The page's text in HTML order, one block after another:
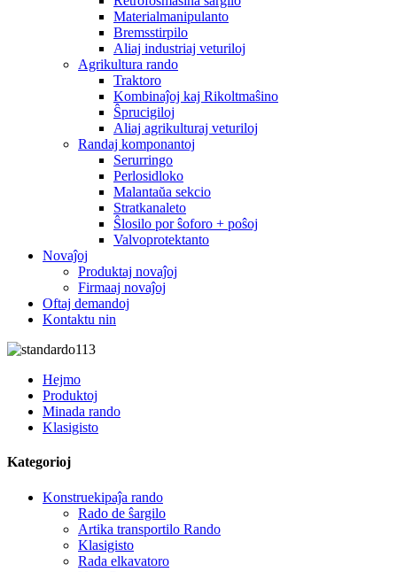
Materialmanipulanto
Bremsstirpilo
Aliaj industriaj veturiloj
Agrikultura rando
Traktoro
Kombinaĵoj kaj Rikoltmaŝino
Ŝprucigiloj
Aliaj agrikulturaj veturiloj
Randaj komponantoj
Serurringo
Perlosidloko
Malantaŭa sekcio
Stratkanaleto
Ŝlosilo por ŝoforo + poŝoj
Valvoprotektanto
Novaĵoj
Produktaj novaĵoj
Firmaaj novaĵoj
Oftaj demandoj
Kontaktu nin
Hejmo
Produktoj
Minada rando
Klasigisto
Kategorioj
Konstruekipaĵa rando
Rado de ŝargilo
Artika transportilo Rando
Klasigisto
Rada elkavatoro